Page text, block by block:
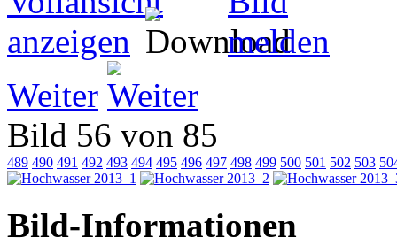
Weiter
Bild 56 von 85
489 490 491 492 493 494 495 496 497 498 499 500 501 502 503
Bild-Informationen